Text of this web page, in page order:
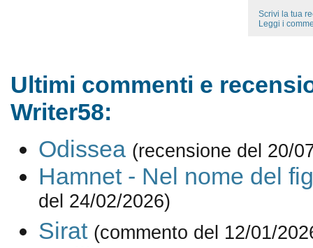
Scrivi la tua
Leggi i
Ultimi commenti e
Writer58:
Odissea (recensione del 20/
Hamnet - Nel nome del
del 24/02/2026)
Sirat (commento del 12/01/